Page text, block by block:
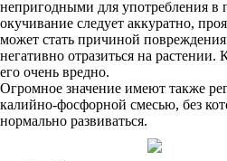
непригодными для употребления в
окучивание следует аккуратно,
может стать причиной
негативно отразиться на растении.
его очень вредно.
Огромное значение имеют также
калийно-фосфорной смесью, без
нормально развиваться.